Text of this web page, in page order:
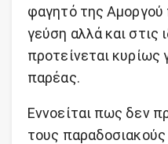
φαγητό της Αμοργού
γεύση αλλά και στις
προτείνεται κυρίως
παρέας.
Εννοείται πως δεν
τους